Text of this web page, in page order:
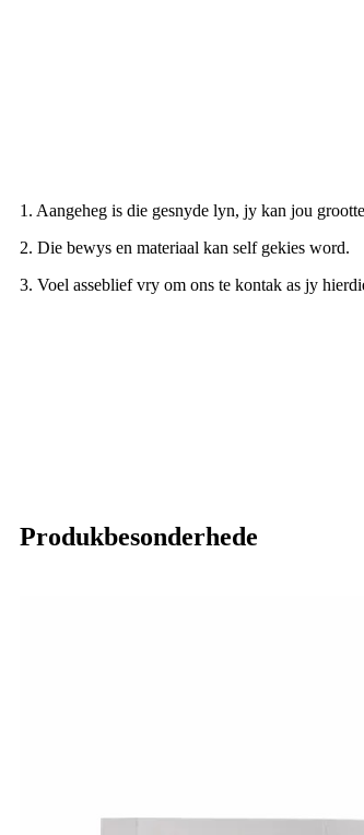
1. Aangeheg is die gesnyde lyn, jy kan jou
2. Die bewys en materiaal kan self gekies word.
3. Voel asseblief vry om ons te kontak as jy
Produkbesonderhede